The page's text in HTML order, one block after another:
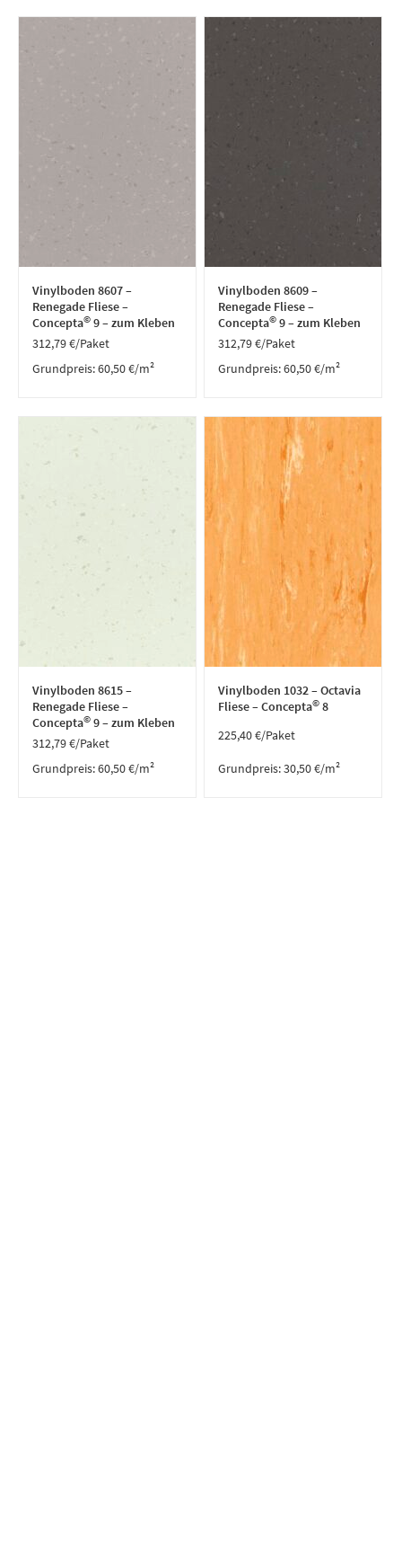
Vinylboden 8607 –
Renegade Fliese –
Concepta© 9 – zum Kleben
312,79€/Paket
Grundpreis:60,50€/m²
Vinylboden 8609 –
Renegade Fliese –
Concepta© 9 – zum Kleben
312,79€/Paket
Grundpreis:60,50€/m²
Vinylboden 8615 –
Renegade Fliese –
Concepta© 9 – zum Kleben
312,79€/Paket
Grundpreis:60,50€/m²
Vinylboden 1032 – Octavia
Fliese – Concepta© 8
225,40€/Paket
Grundpreis:30,50€/m²